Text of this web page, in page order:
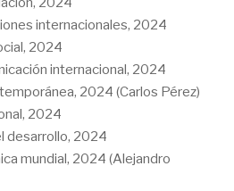
internacionales, 2024
2024
internacional, 2024
2024 (Carlos Pérez)
2024
desarrollo, 2024
mundial, 2024 (Alejandro